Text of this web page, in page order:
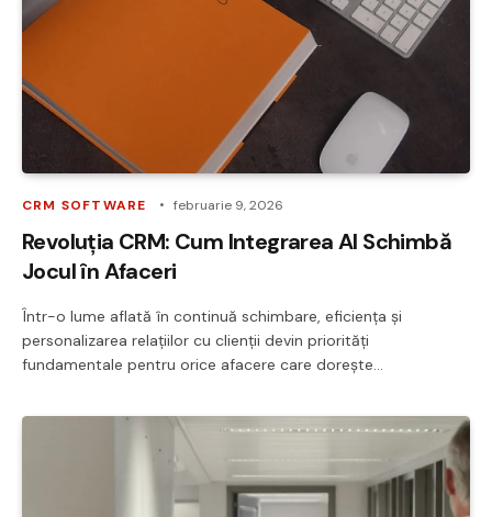
CRM SOFTWARE februarie 9, 2026
Revoluția CRM: Cum Integrarea AI Schimbă
Jocul în Afaceri
Într-o lume aflată în continuă schimbare, eficiența și
personalizarea relațiilor cu clienții devin priorități
fundamentale pentru orice afacere care dorește…